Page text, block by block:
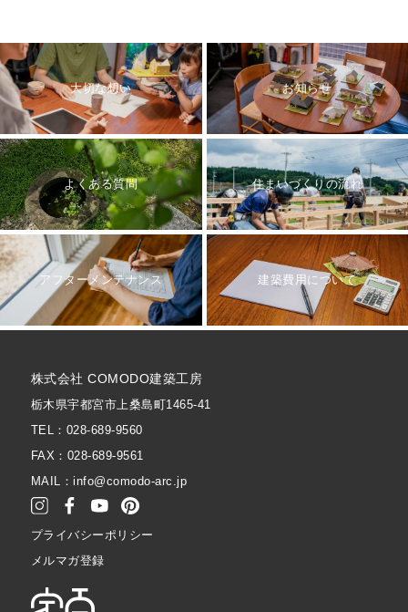
大切な想い お知らせ
よくある質問 住まいづくりの流れ
アフターメンテナンス 建築費用について
株式会社 COMODO建築工房
栃木県宇都宮市上桑島町1465-41
TEL：028-689-9560
FAX：028-689-9561
MAIL：info@comodo-arc.jp
プライバシーポリシー
メルマガ登録